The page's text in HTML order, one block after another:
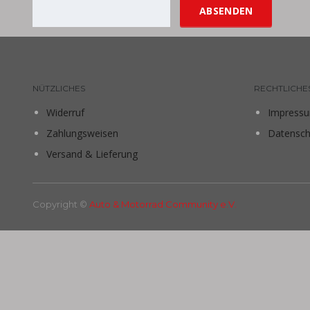
NÜTZLICHES
Widerruf
Zahlungsweisen
Versand & Lieferung
Copyright © Auto & Motorrad Community e.V.